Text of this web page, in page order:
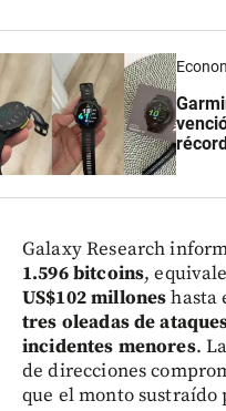
Galaxy Research
1.596 bitcoins,
US$102 milloneshasta
tres oleadas de
incidentes menores.
de direcciones
que el monto sustraído